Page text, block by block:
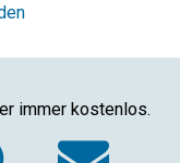
immer kostenlos.